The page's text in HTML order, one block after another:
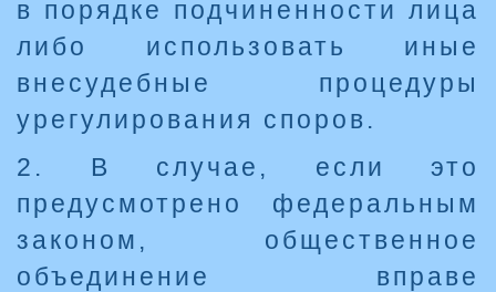
в порядке подчиненности лица
либо использовать иные
внесудебные процедуры
урегулирования споров.
2. В случае, если это
предусмотрено федеральным
законом, общественное
объединение вправе